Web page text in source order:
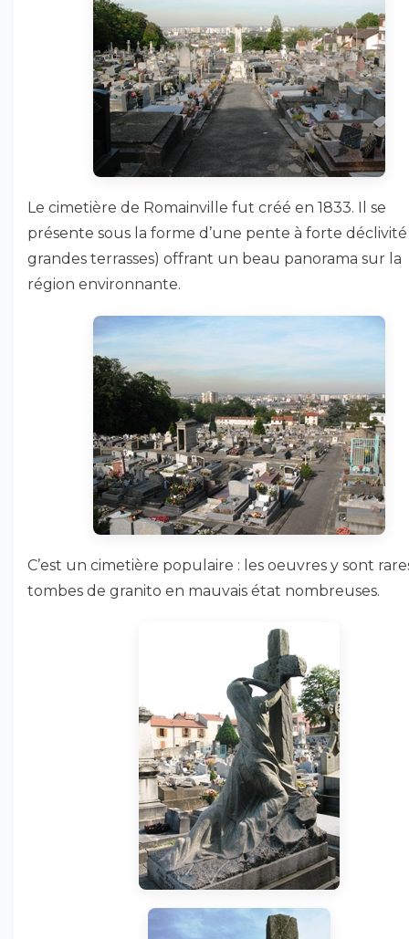
Le cimetière de Romainville fut créé en 1833. Il se
présente sous la forme d’une pente à forte
grandes terrasses) offrant un beau panorama sur la
région environnante.
C’est un cimetière populaire : les oeuvres y sont
tombes de granito en mauvais état nombreuses.